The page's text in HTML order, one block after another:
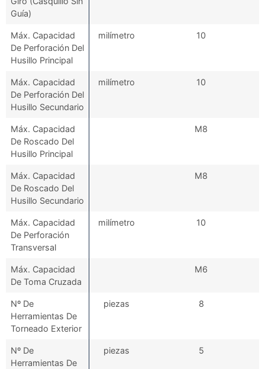
Guía)
Máx. Capacidad
De Perforación Del
Husillo Principal
milímetro 10
Máx. Capacidad
De Perforación Del
Husillo Secundario
milímetro 10
Máx. Capacidad
De Roscado Del
Husillo Principal
M8
Máx. Capacidad
De Roscado Del
Husillo Secundario
M8
Máx. Capacidad
De Perforación
Transversal
milímetro 10
Máx. Capacidad
De Toma Cruzada
M6
Nº De
Herramientas De
Torneado Exterior
piezas 8
Nº De
Herramientas De
piezas 5